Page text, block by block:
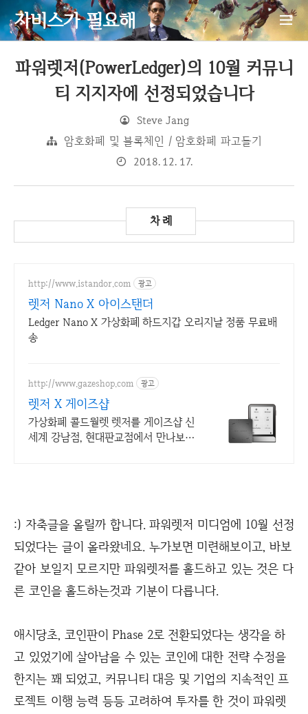
자비스가 필요해
파워렛저(PowerLedger)의 10월 커뮤니
티 지지자에 선정되었습니다
Steve Jang
암호화폐 및 블록체인 / 암호화폐 파고들기
2018. 12. 17.
http://www.istandor.com 광고
렛저 Nano X 아이스탠더
Ledger Nano X 가상화폐 하드지갑 오리지날 정품 무료배
송
http://www.gazeshop.com 광고
렛저 X 게이즈샵
가상화폐 콜드월렛 렛저를 게이즈샵 신
세계 강남점, 현대판교점에서 만나보세
:) 자축글을 올릴까 합니다. 파워렛저 미디엄에 10월 선정
되었다는 글이 올라왔네요. 누가보면 미련해보이고, 바보
같아 보일지 모르지만 파워렛저를 홀드하고 있는 것은 다
른 코인을 홀드하는것과 기분이 다릅니다.
애시당초, 코인판이 Phase 2로 전환되었다는 생각을 하
고 있었기에 살아남을 수 있는 코인에 대한 전략 수정을
한지는 꽤 되었고, 커뮤니티 대응 및 기업의 지속적인 프
로젝트 이행 능력 등등 고려하여 투자를 한 것이 파워렛